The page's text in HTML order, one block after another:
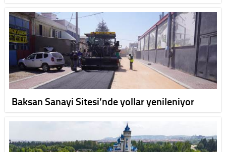
Baksan Sanayi Sitesi’nde yollar yenileniyor